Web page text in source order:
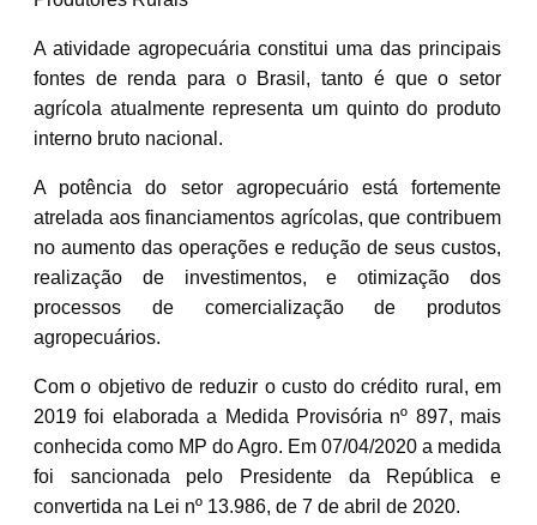
A atividade agropecuária constitui uma das principais
fontes de renda para o Brasil, tanto é que o setor
agrícola atualmente representa um quinto do produto
interno bruto nacional.
A potência do setor agropecuário está fortemente
atrelada aos financiamentos agrícolas, que contribuem
no aumento das operações e redução de seus custos,
realização de investimentos, e otimização dos
processos de comercialização de produtos
agropecuários.
Com o objetivo de reduzir o custo do crédito rural, em
2019 foi elaborada a Medida Provisória nº 897, mais
conhecida como MP do Agro. Em 07/04/2020 a medida
foi sancionada pelo Presidente da República e
convertida na Lei nº 13.986, de 7 de abril de 2020.